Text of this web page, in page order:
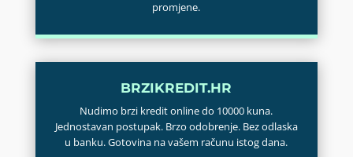
promjene.
BRZIKREDIT.HR
Nudimo brzi kredit online do 10000 kuna.
Jednostavan postupak. Brzo odobrenje. Bez odlaska
u banku. Gotovina na vašem računu istog dana.